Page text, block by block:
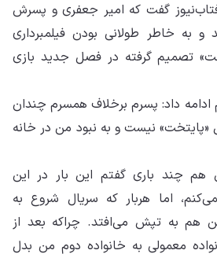
گفت که امیر جعفری و پسرش
و به خاطر طولانی بودن فیلمبرداری
تصمیم گرفته در فصل جدید بازی
داد: پسرم برخلاف همسرم چندان
«پایتخت» نیست و به نبود من در خانه
چند باری گفتم این بار در این
اما هربار که سریال شروع به
به تپش می‌افتد. چراکه بعد از
معمولی به خانواده دوم من بدل